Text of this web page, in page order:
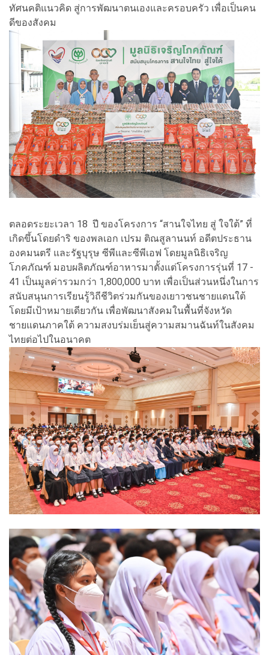
ทัศนคติแนวคิด สู่การพัฒนาตนเองและครอบครัว เพื่อเป็นคน
ดีของสังคม
ตลอดระยะเวลา 18 ปี ของโครงการ “สานใจไทย สู่ ใจใต้” ที่
เกิดขึ้นโดยดำริ ของพลเอก เปรม ติณสูลานนท์ อดีตประธาน
องคมนตรี และรัฐบุรุษ ซีพีและซีพีเอฟ โดยมูลนิธิเจริญ
โภคภัณฑ์ มอบผลิตภัณฑ์อาหารมาตั้งแต่โครงการรุ่นที่ 17 -
41 เป็นมูลค่ารวมกว่า 1,800,000 บาท เพื่อเป็นส่วนหนึ่งในการ
สนับสนุนการเรียนรู้วิถีชีวิตร่วมกันของเยาวชนชายแดนใต้
โดยมีเป้าหมายเดียวกัน เพื่อพัฒนาสังคมในพื้นที่จังหวัด
ชายแดนภาคใต้ ความสงบร่มเย็นสู่ความสมานฉันท์ในสังคม
ไทยต่อไปในอนาคต